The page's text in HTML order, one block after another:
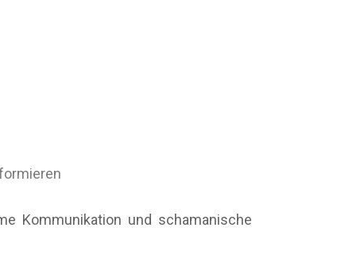
Kommunikation und schamanische